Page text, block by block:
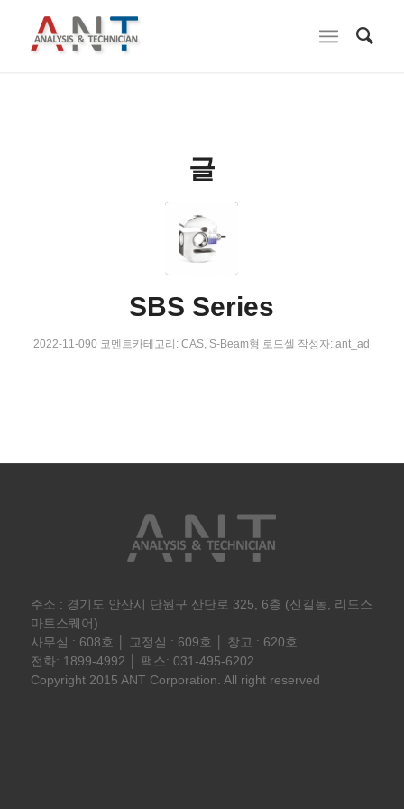
글
SBS Series
2022-11-090 코멘트카테고리:CAS, S-Beam형 로드셀 작성자:ant_ad
주소 : 경기도 안산시 단원구 산단로 325, 6층 (신길동, 리드스
마트스퀘어)
사무실 : 608호 │ 교정실 : 609호 │ 창고 : 620호
전화: 1899-4992 │ 팩스: 031-495-6202
Copyright 2015 ANT Corporation. All right reserved